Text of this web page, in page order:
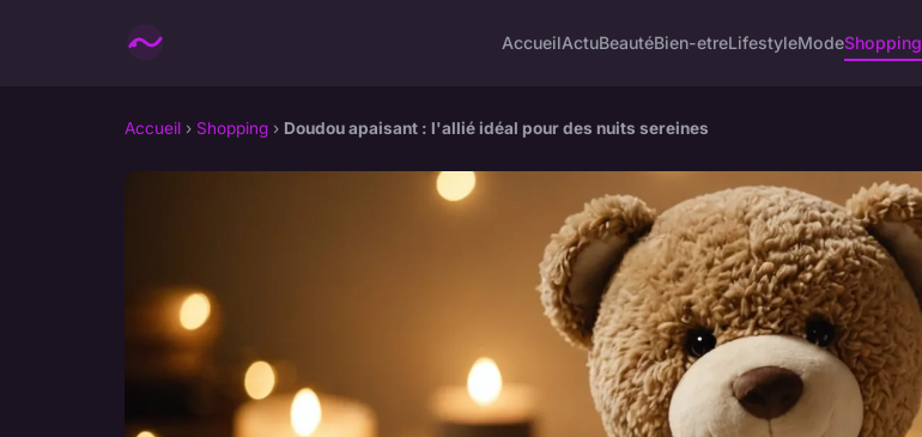
AccueilActuBeautéBien-etreLifestyleModeShopping
Accueil › Shopping › Doudou apaisant : l'allié idéal pour des nuits sereines